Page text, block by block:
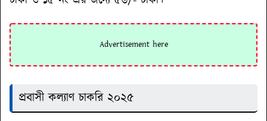
প্রবাসী কল্যাণ চাকরি ২০২৫